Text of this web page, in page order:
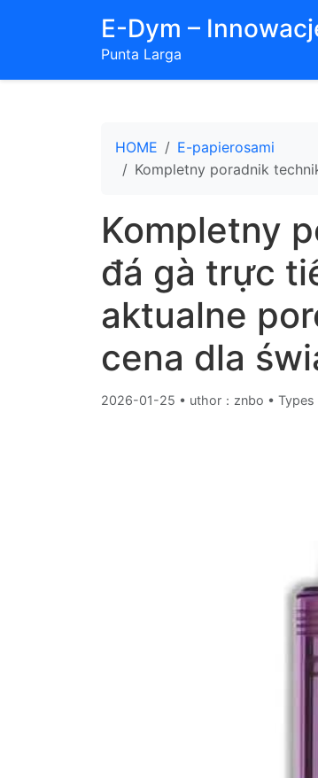
E-Dym –
Punta Larga
HOME
E-papierosami
Kompletny poradnik
Kompletny
đá gà trực
aktualne
cena dla
2026-01-25 • uthor：znbo • Types